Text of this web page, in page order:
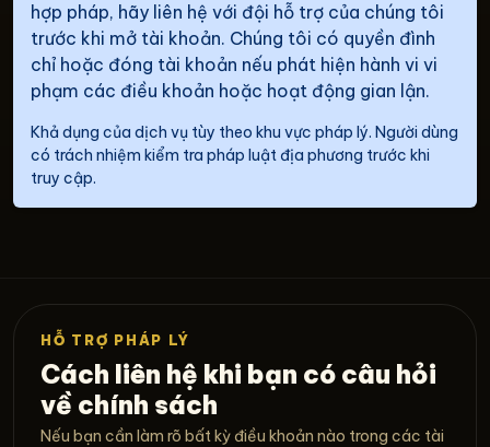
hợp pháp, hãy liên hệ với đội hỗ trợ của chúng tôi
trước khi mở tài khoản. Chúng tôi có quyền đình
chỉ hoặc đóng tài khoản nếu phát hiện hành vi vi
phạm các điều khoản hoặc hoạt động gian lận.
Khả dụng của dịch vụ tùy theo khu vực pháp lý. Người dùng
có trách nhiệm kiểm tra pháp luật địa phương trước khi
truy cập.
HỖ TRỢ PHÁP LÝ
Cách liên hệ khi bạn có câu hỏi
về chính sách
Nếu bạn cần làm rõ bất kỳ điều khoản nào trong các tài